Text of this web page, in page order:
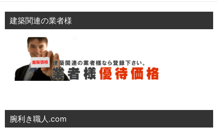
建築関連の業者様
腕利き職人.com